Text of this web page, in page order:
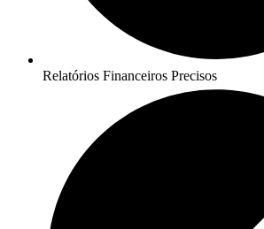
Relatórios Financeiros Precisos